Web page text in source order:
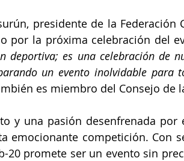
, presidente de la Federación
por la próxima celebración del
deportiva; es una celebración de
un evento inolvidable para
es miembro del Consejo de
y una pasión desenfrenada por
emocionante competición. Con
20 promete ser un evento sin